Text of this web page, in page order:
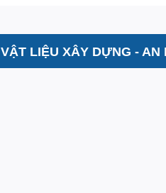
VẬT LIỆU XÂY DỰNG - AN